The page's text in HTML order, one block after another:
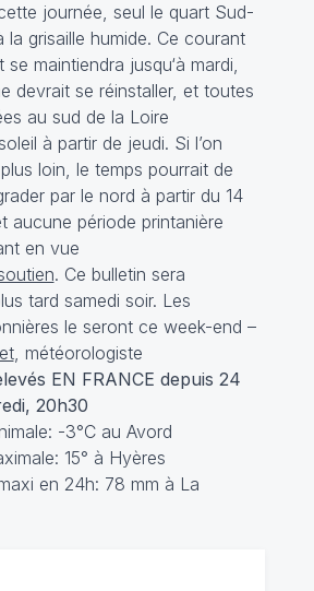
journée, seul le quart Sud-
la grisaille humide. Ce courant
se maintiendra jusqu‘à mardi,
devrait se réinstaller, et toutes
au sud de la Loire
à partir de jeudi. Si l’on
loin, le temps pourrait de
par le nord à partir du 14
aucune période printanière
en vue
. Ce bulletin sera
tard samedi soir. Les
le seront ce week-end –
, météorologiste
EN FRANCE depuis 24
20h30
-3°C au Avord
15° à Hyères
en 24h: 78 mm à La